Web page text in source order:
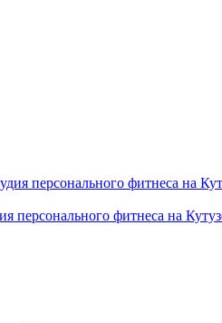
персонального фитнеса на